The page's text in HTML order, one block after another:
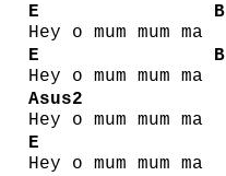
E
Hey o mum mum ma
B
E
Hey o mum mum ma
B
Asus2
Hey o mum mum ma
E
Hey o mum mum ma